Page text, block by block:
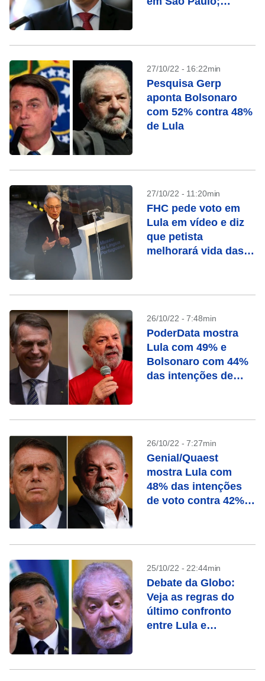
27/10/22 - 16:22min
Pesquisa Gerp
aponta Bolsonaro
com 52% contra 48%
de Lula
27/10/22 - 11:20min
FHC pede voto em
Lula em vídeo e diz
que petista
melhorará vida das
26/10/22 - 7:48min
PoderData mostra
Lula com 49% e
Bolsonaro com 44%
das intenções de
26/10/22 - 7:27min
Genial/Quaest
mostra Lula com
48% das intenções
de voto contra 42%
25/10/22 - 22:44min
Debate da Globo:
Veja as regras do
último confronto
entre Lula e